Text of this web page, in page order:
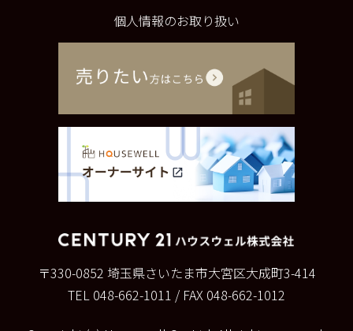
個人情報のお取り扱い
〒330-0852 埼玉県さいたま市大宮区大成町3-414
TEL 048-662-1011 / FAX 048-662-1012